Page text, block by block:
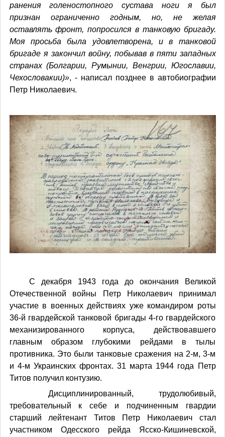
ранения голеностопного сустава ноги я был
признан ограниченно годным, но, не желая
оставлять фронт, попросился в танковую бригаду.
Моя просьба была удовлетворена, и в танковой
бригаде я закончил войну, побывав в пяти западных
странах (Болгарии, Румынии, Венгрии, Югославии,
Чехословакии)», - написал позднее в автобиографии
Петр Николаевич.
С декабря 1943 года до окончания Великой
Отечественной войны Петр Николаевич принимал
участие в военных действиях уже командиром роты
36-й гвардейской танковой бригады 4-го гвардейского
механизированного корпуса, действовавшего
главным образом глубокими рейдами в тылы
противника. Это были танковые сражения на 2-м, 3-м
и 4-м Украинских фронтах. 31 марта 1944 года Петр
Титов получил контузию.
Дисциплинированный, трудолюбивый,
требовательный к себе и подчиненным гвардии
старший лейтенант Титов Петр Николаевич стал
участником Одесского рейда Ясско-Кишиневской,